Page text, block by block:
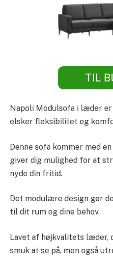
TIL
Napoli Modulsofa i læder
elsker fleksibilitet og
Denne sofa kommer med
giver dig mulighed for at
nyde din fritid.
Det modulære design gør
til dit rum og dine behov.
Lavet af højkvalitets læder,
smuk at se på, men også